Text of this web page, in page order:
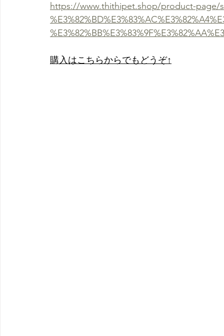
https://www.thithipet.shop/product-page/
購入はこちらからでもどうぞ↑